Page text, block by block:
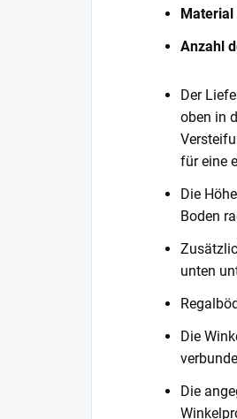
Material
Anzahl
Der
oben in
für eine
Die
Boden
unten
Die
Die